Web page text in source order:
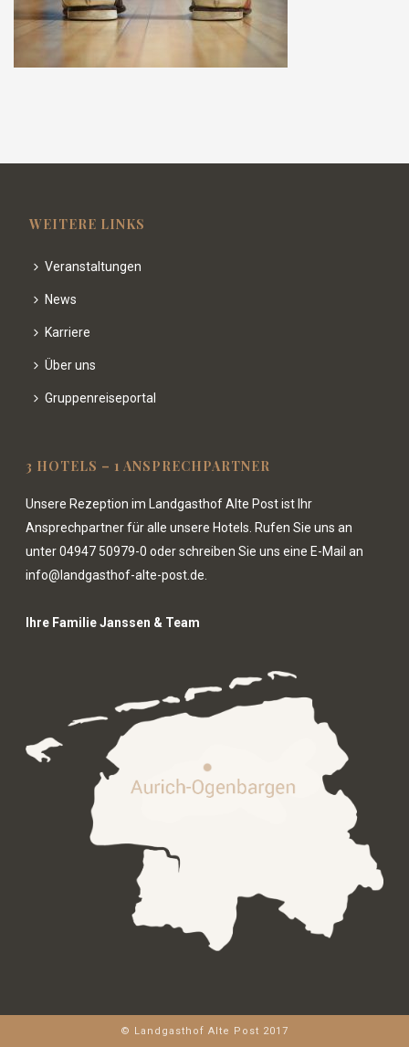
WEITERE LINKS
Veranstaltungen
News
Karriere
Über uns
Gruppenreiseportal
3 HOTELS – 1 ANSPRECHPARTNER
Unsere Rezeption im Landgasthof Alte Post ist Ihr
Ansprechpartner für alle unsere Hotels. Rufen Sie uns an
unter04947 50979-0 oder schreiben Sie uns eine E-Mail an
info@landgasthof-alte-post.de.
Ihre Familie Janssen & Team
© Landgasthof Alte Post 2017